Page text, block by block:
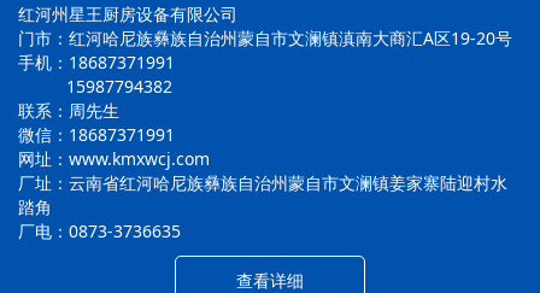
红河州星王厨房设备有限公司
门市：红河哈尼族彝族自治州蒙自市文澜镇滇南大商汇A区19-20号
手机：18687371991
15987794382
联系：周先生
微信：18687371991
网址：www.kmxwcj.com
厂址：云南省红河哈尼族彝族自治州蒙自市文澜镇姜家寨陆迎村水
踏角
厂电：0873-3736635
查看详细